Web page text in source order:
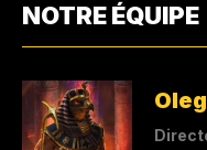
NOTRE ÉQUIPE